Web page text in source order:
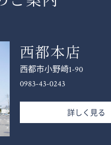
西都本店
西都市小野崎1-90
0983-43-0243
詳しく見る